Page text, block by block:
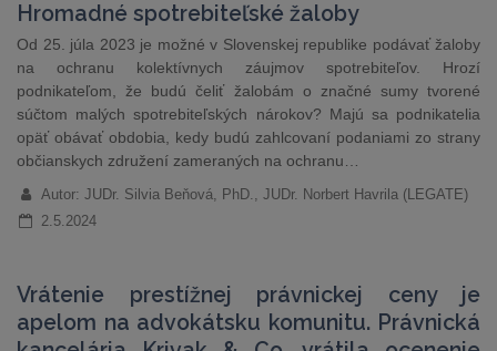
Hromadné spotrebiteľské žaloby
Od 25. júla 2023 je možné v Slovenskej republike podávať žaloby
na ochranu kolektívnych záujmov spotrebiteľov. Hrozí
podnikateľom, že budú čeliť žalobám o značné sumy tvorené
súčtom malých spotrebiteľských nárokov? Majú sa podnikatelia
opäť obávať obdobia, kedy budú zahlcovaní podaniami zo strany
občianskych združení zameraných na ochranu…
Autor: JUDr. Silvia Beňová, PhD., JUDr. Norbert Havrila (LEGATE)
2.5.2024
Vrátenie prestížnej právnickej ceny je
apelom na advokátsku komunitu. Právnická